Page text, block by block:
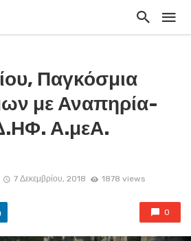
Παγκόσμια
με Αναπηρία-
Α.μεΑ.
7 Δεκεμβρίου, 2018 1878 views
0